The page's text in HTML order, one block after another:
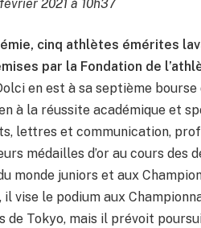
2021 à 10h37
cinq athlètes émérites
par la Fondation de
en est à sa septième
à la réussite académique et
lettres et communication,
médailles d’or au cours des
monde juniors et aux
il vise le podium aux
de Tokyo, mais il prévoit